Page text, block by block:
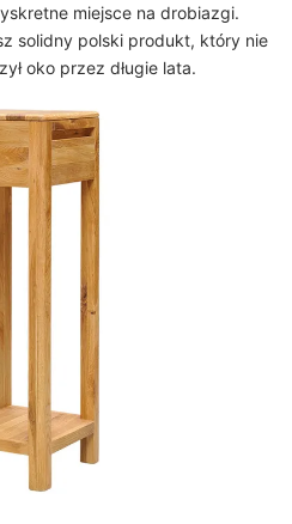
miejsce na drobiazgi.
solidny polski produkt, który nie
oko przez długie lata.